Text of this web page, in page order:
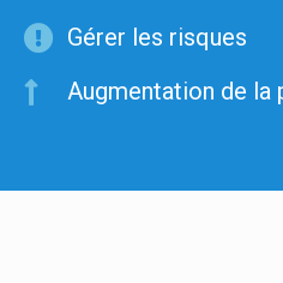
Gérer les risques
Augmentation de la